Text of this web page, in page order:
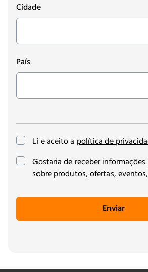
Cidade
País
Li e aceito a política de
(opcional)
Gostaria de receber
sobre produtos, ofertas,
Enviar